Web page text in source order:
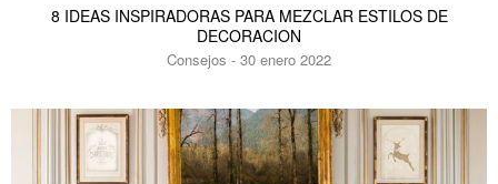
8 IDEAS INSPIRADORAS PARA MEZCLAR ESTILOS DE
DECORACION
Consejos - 30 enero 2022